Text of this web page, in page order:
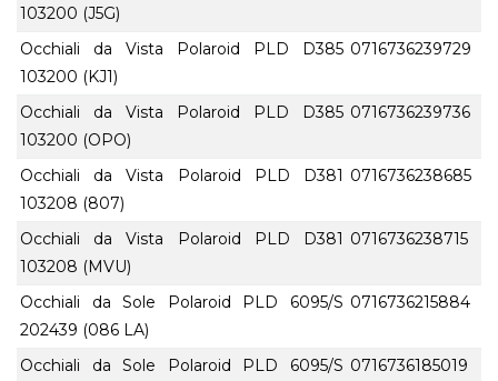
103200 (J5G)
Occhiali da Vista Polaroid PLD D385
103200 (KJ1)
0716736239729
Occhiali da Vista Polaroid PLD D385
103200 (OPO)
0716736239736
Occhiali da Vista Polaroid PLD D381
103208 (807)
0716736238685
Occhiali da Vista Polaroid PLD D381
103208 (MVU)
0716736238715
Occhiali da Sole Polaroid PLD 6095/S
202439 (086 LA)
0716736215884
Occhiali da Sole Polaroid PLD 6095/S 0716736185019